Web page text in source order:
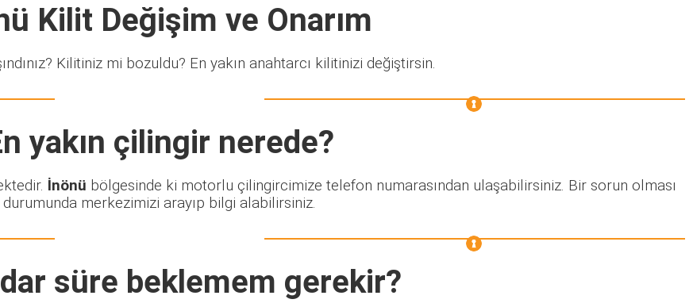
Kilit Değişim ve Onarım
Kilitiniz mi bozuldu? En yakın anahtarcı kilitinizi değiştirsin.
yakın çilingir nerede?
İnönü bölgesinde ki motorlu çilingircimize telefon numarasından ulaşabilirsiniz. Bir sorun olması
durumunda merkezimizi arayıp bilgi alabilirsiniz.
süre beklemem gerekir?